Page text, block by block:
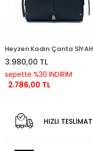
Heyzen Kadın Çanta SİYAH
3.980,00 TL
sepette %30 İNDİRİM
2.786,00 TL
HIZLI TESLİMAT